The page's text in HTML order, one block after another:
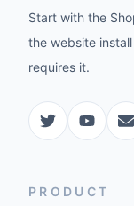
Start with the
the website
requires it.
PRODUCT